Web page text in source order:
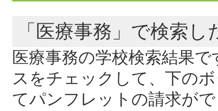
「医療事務」で検索
医療事務の学校検索結果
スをチェックして、下の
てパンフレットの請求が